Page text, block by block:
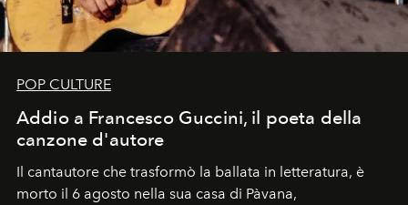
POP CULTURE
Addio a Francesco Guccini, il poeta della
canzone d'autore
Il cantautore che trasformò la ballata in letteratura, è
morto il 6 agosto nella sua casa di Pàvana,